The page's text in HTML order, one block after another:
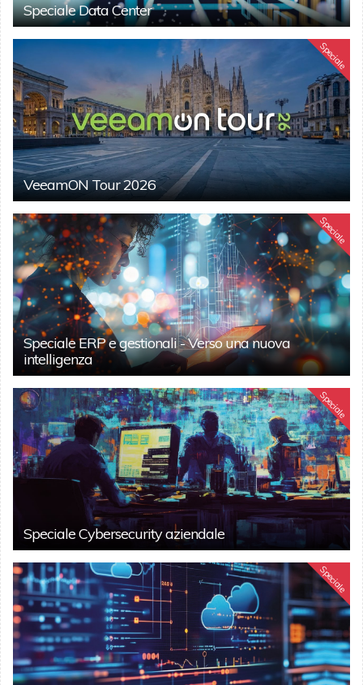
Speciale Data Center
Speciale
VeeamON Tour 2026
Speciale
Speciale ERP e gestionali - Verso una nuova
intelligenza
Speciale
Speciale Cybersecurity aziendale
Speciale